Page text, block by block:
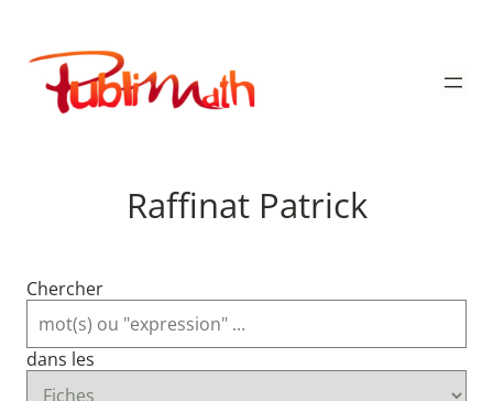
contenu
Publimath
Raffinat Patrick
Chercher
dans les